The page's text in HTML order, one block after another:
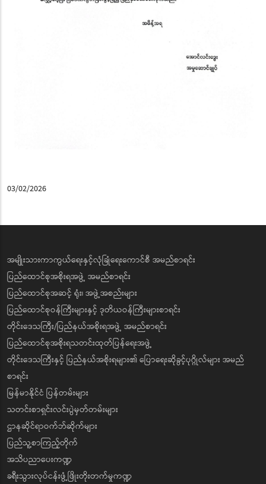
03/02/2026
အမျိုးသားကာကွယ်ရေးနှင့်လုံခြုံရေးကောင်စီ အမည်စာရင်း
ပြည်ထောင်စုအစိုးရအဖွဲ့ အမည်စာရင်း
ပြည်ထောင်စုအဆင့် ရုံး၊ အဖွဲ့အစည်းများ
ပြည်ထောင်စုဝန်ကြီးများနှင့် ဒုတိယဝန်ကြီးများစာရင်း
တိုင်းဒေသကြီး/ပြည်နယ်အစိုးရအဖွဲ့ အမည်စာရင်း
ပြည်ထောင်စုအစိုးရသတင်းထုတ်ပြန်ရေးအဖွဲ့
တိုင်းဒေသကြီးနှင့် ပြည်နယ်အစိုးရများ၏ ပြောရေးဆိုခွင့်ပုဂ္ဂိုလ်များ အမည်
စာရင်း
မြန်မာနိုင်ငံ ပြန်တမ်းများ
သတင်းစာရှင်းလင်းပွဲမှတ်တမ်းများ
ဌာနဆိုင်ရာဝက်ဘ်ဆိုက်များ
ပြည်သူ့စာကြည့်တိုက်
အသိပညာပေးကဏ္ဍ
ခရီးသွားလုပ်ငန်းဖွံ့ဖြိုးတိုးတက်မှုကဏ္ဍ